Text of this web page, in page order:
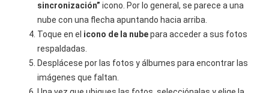
sincronización” icono. Por lo general, se parece a una
nube con una flecha apuntando hacia arriba.
Toque en el icono de la nubepara acceder a sus fotos
respaldadas.
Desplácese por las fotos y álbumes para encontrar las
imágenes que faltan.